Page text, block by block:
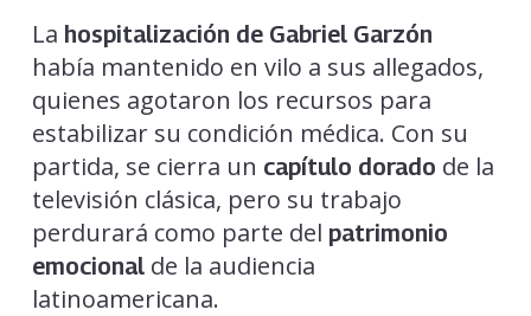
La hospitalización de Gabriel Garzón
había mantenido en vilo a sus allegados,
quienes agotaron los recursos para
estabilizar su condición médica. Con su
partida, se cierra un capítulo dorado de la
televisión clásica, pero su trabajo
perdurará como parte del patrimonio
emocionalde la audiencia
latinoamericana.